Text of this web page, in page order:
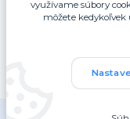
využívame súbory
môžete